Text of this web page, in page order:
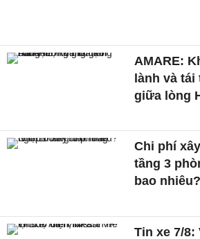
AMARE:
lành và
giữa lòng
Chi phí
tầng 3
bao nhiêu?
Tin xe 7/8: